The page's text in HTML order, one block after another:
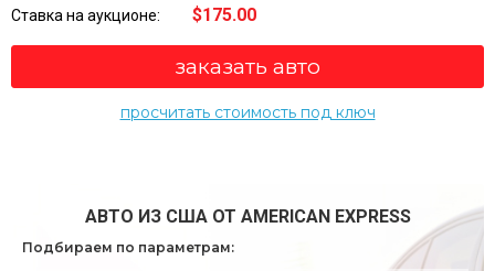
Ставка на аукционе: $175.00
заказать авто
просчитать стоимость под ключ
АВТО ИЗ США ОТ AMERICAN EXPRESS
Подбираем по параметрам: